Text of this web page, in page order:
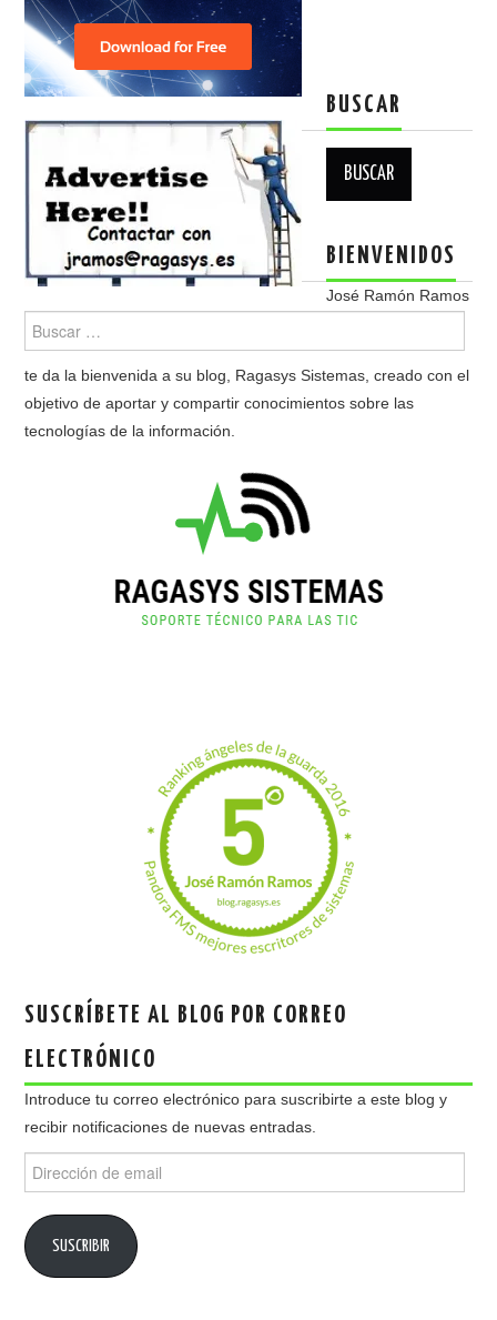
BUSCAR
BIENVENIDOS
José Ramón Ramos
te da la bienvenida a su blog, Ragasys Sistemas, creado con el
objetivo de aportar y compartir conocimientos sobre las
tecnologías de la información.
SUSCRÍBETE AL BLOG POR CORREO
ELECTRÓNICO
Introduce tu correo electrónico para suscribirte a este blog y
recibir notificaciones de nuevas entradas.
de
SUSCRIBIR